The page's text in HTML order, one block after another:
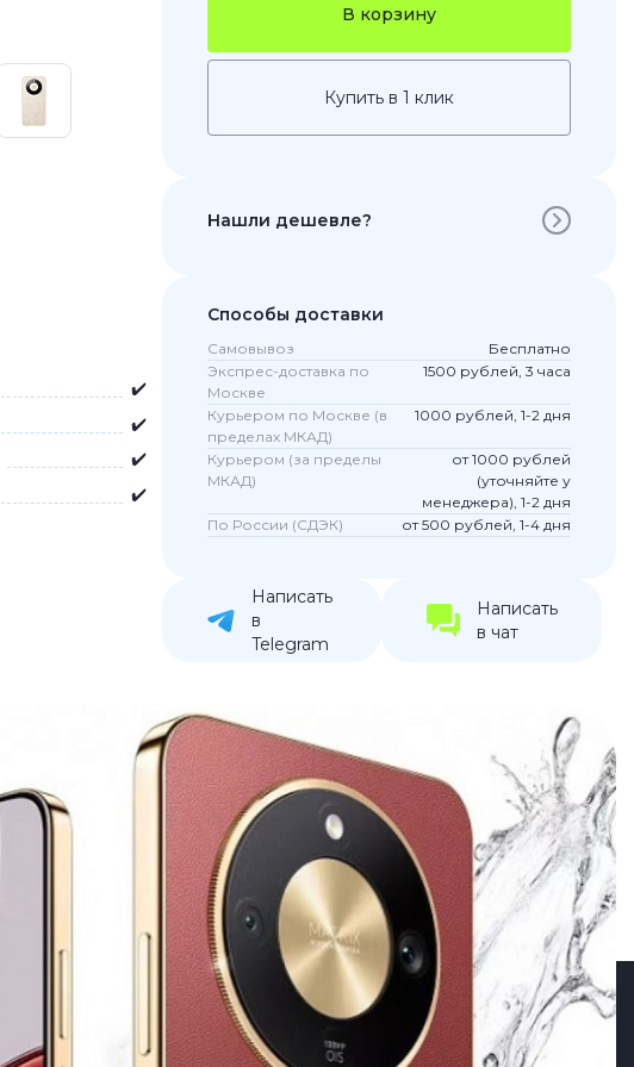
Pixel 8
Pixel 7
Pixel 6
✔️
✔️
✔️
✔️
В корзину
Купить в 1 клик
Нашли дешевле?
Способы доставки
Самовывоз
Бесплатно
Экспрес-доставка по
Москве
1500 рублей, 3 часа
Курьером по Москве (в
пределах МКАД)
1000 рублей, 1-2 дня
Курьером (за пределы
МКАД)
от 1000 рублей
(уточняйте у
менеджера), 1-2 дня
По России (СДЭК)
от 500 рублей, 1-4 дня
Написать
в
Telegram
Написать
в чат